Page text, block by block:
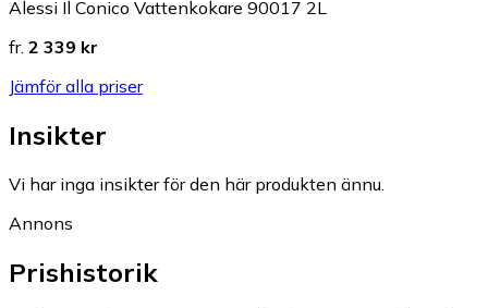
Alessi Il Conico Vattenkokare 90017 2L
fr. 2 339 kr
Jämför alla priser
Insikter
Vi har inga insikter för den här produkten ännu.
Annons
Prishistorik